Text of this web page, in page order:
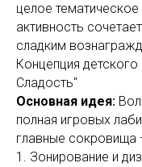
целое
активность
сладким
Концепция
Сладость"
Основная идея:
полная игровых
главные сокровища
1. Зонирование и